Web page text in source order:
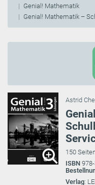
Genial! Mathematik
Genial! Mathematik –
Astrid
150
ISBN
Verlag: